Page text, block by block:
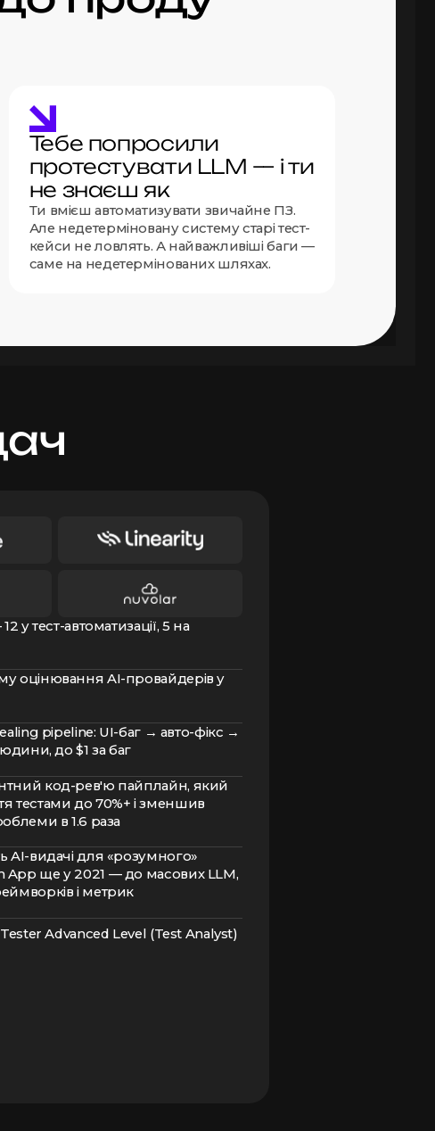
Тебе попросили
протестувати LLM — і ти
не знаєш як
Ти вмієш автоматизувати звичайне ПЗ.
Але недетерміновану систему старі тест-
кейси не ловлять. А найважливіші баги —
саме на недетермінованих шляхах.
у тест-автоматизації, 5 на
оцінювання AI-провайдерів у
pipeline: UI-баг → авто-фікс →
до $1 за баг
код-рев'ю пайплайн, який
тестами до 70%+ і зменшив
в 1.6 раза
AI-видачі для «розумного»
App ще у 2021 — до масових LLM,
і метрик
Advanced Level (Test Analyst)